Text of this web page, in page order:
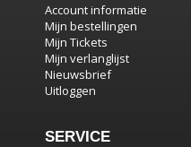
Account informatie
Mijn bestellingen
Mijn Tickets
Mijn verlanglijst
Nieuwsbrief
Uitloggen
SERVICE